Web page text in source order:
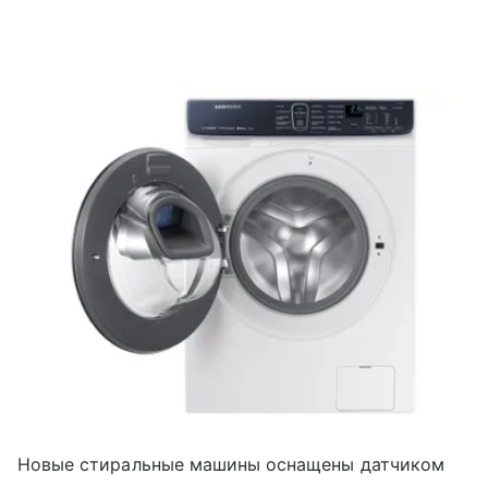
Новые стиральные машины оснащены датчиком